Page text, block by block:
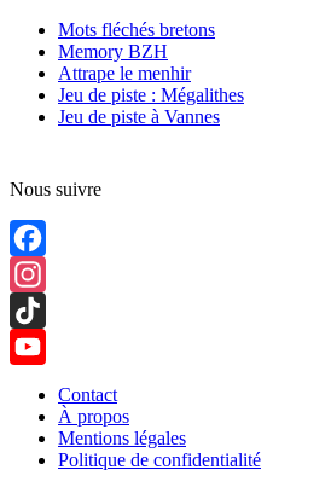
Mots fléchés bretons
Memory BZH
Attrape le menhir
Jeu de piste : Mégalithes
Jeu de piste à Vannes
Nous suivre
Facebook
Instagram
TikTok
Channel
Contact
À propos
Mentions légales
Politique de confidentialité